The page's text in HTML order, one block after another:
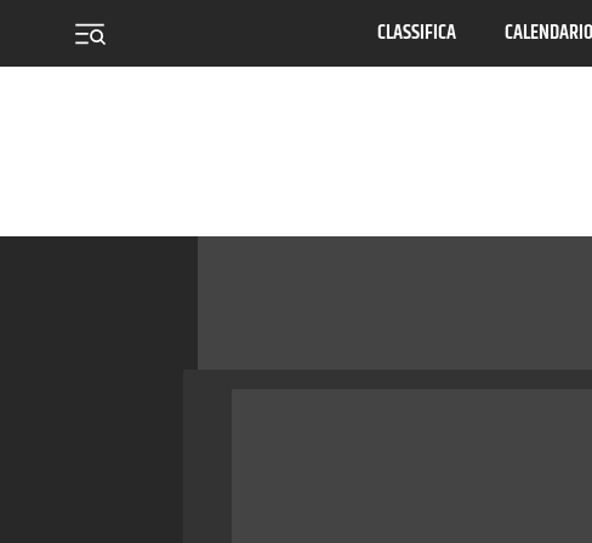
CLASSIFICA CALENDARIO